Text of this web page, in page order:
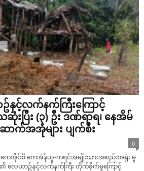
နှင့်လက်နက်ကြီးကြောင့်
းပြီး (၃) ဦး ဒဏ်ရာရ၊ နေအိမ်
ာက်အအုံများ ပျက်စီး
0
ကေအိုင်စီ ကေအဲန်ယူ-ကရင်အမျိုးသားအစည်းအရုံး မူ
၏ လေယာဥ်နှင့်လက်နက်ကြီး တိုက်ခိုက်မှုကြောင့်